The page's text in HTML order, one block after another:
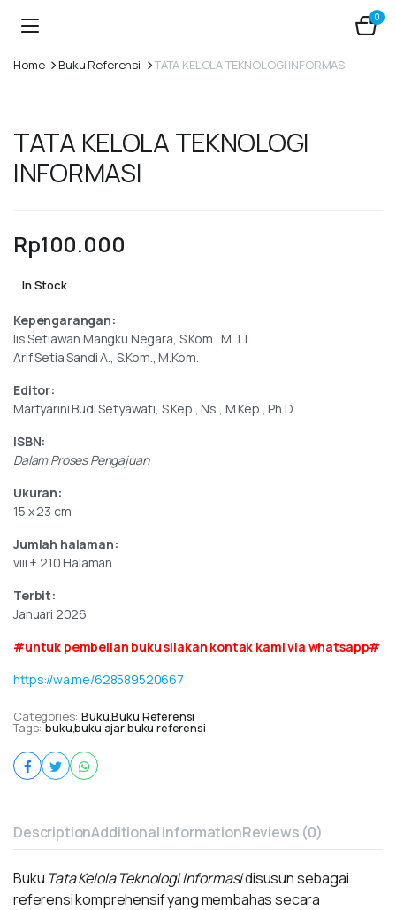
0
Home Buku Referensi TATA KELOLA TEKNOLOGI INFORMASI
TATA KELOLA TEKNOLOGI
INFORMASI
Rp100.000
In Stock
Kepengarangan:
Iis Setiawan Mangku Negara, S.Kom., M.T.I.
Arif Setia Sandi A., S.Kom., M.Kom.
Editor:
Martyarini Budi Setyawati, S.Kep., Ns., M.Kep., Ph.D.
ISBN:
Dalam Proses Pengajuan
Ukuran:
15 x 23 cm
Jumlah halaman:
viii + 210 Halaman
Terbit:
Januari 2026
#untuk pembelian buku silakan kontak kami via whatsapp#
https://wa.me/628589520667
Categories: Buku,Buku Referensi
Tags: buku,buku ajar,buku referensi
DescriptionAdditional informationReviews (0)
Buku Tata Kelola Teknologi Informasidisusun sebagai
referensi komprehensif yang membahas secara